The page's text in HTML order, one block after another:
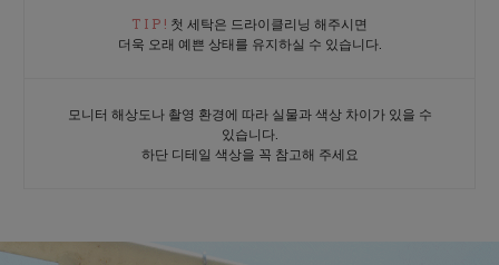
T I P ! 첫 세탁은 드라이클리닝 해주시면
더욱 오래 예쁜 상태를 유지하실 수 있습니다.
모니터 해상도나 촬영 환경에 따라 실물과 색상 차이가 있을 수
있습니다.
하단 디테일 색상을 꼭 참고해 주세요